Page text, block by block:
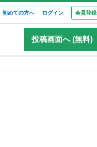
初めての方へ ログイン 会員登録
投稿画面へ (無料)